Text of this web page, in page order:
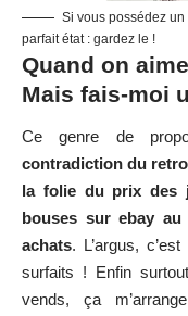
Si vous possédez
parfait état : gardez le !
Quand on
Mais fais-moi
Ce genre de
contradiction du
la folie du prix des
bouses sur ebay
achats. L’argus,
surfaits ! Enfin
vends, ça